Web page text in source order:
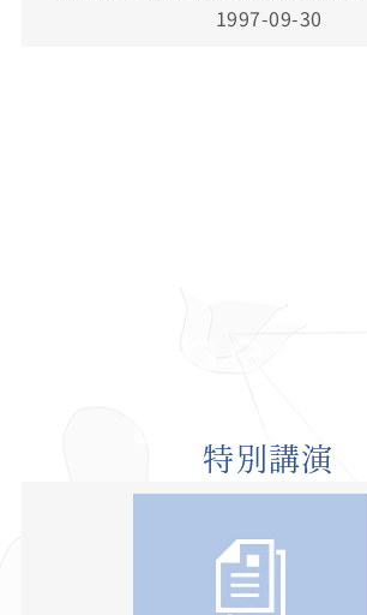
1997-09-30
Lecture
特別講演